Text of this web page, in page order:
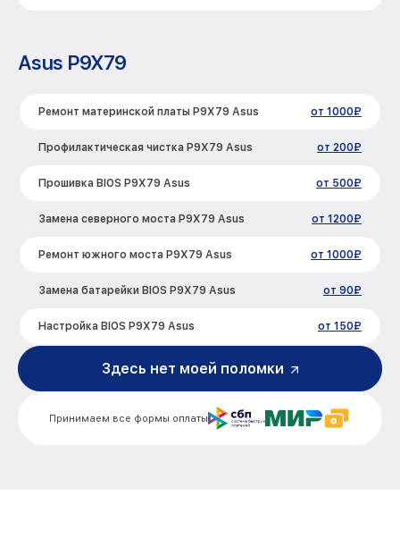
Asus P9X79
Ремонт материнской платы P9X79 Asus от 1000₽
Профилактическая чистка P9X79 Asus от 200₽
Прошивка BIOS P9X79 Asus от 500₽
Замена северного моста P9X79 Asus от 1200₽
Ремонт южного моста P9X79 Asus от 1000₽
Замена батарейки BIOS P9X79 Asus от 90₽
Настройка BIOS P9X79 Asus от 150₽
Принимаем все формы оплаты
Здесь нет моей поломки